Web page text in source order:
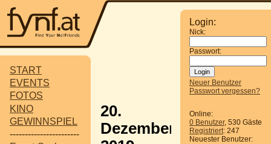
START
EVENTS
FOTOS
KINO
GEWINNSPIEL
-----------------------
Login:
Nick:
Passwort:
Neuer Benutzer
Passwort vergessen?
Online:
0 Benutzer, 530 Gäste
Registriert: 247
Neuester Benutzer:
20.
Dezember